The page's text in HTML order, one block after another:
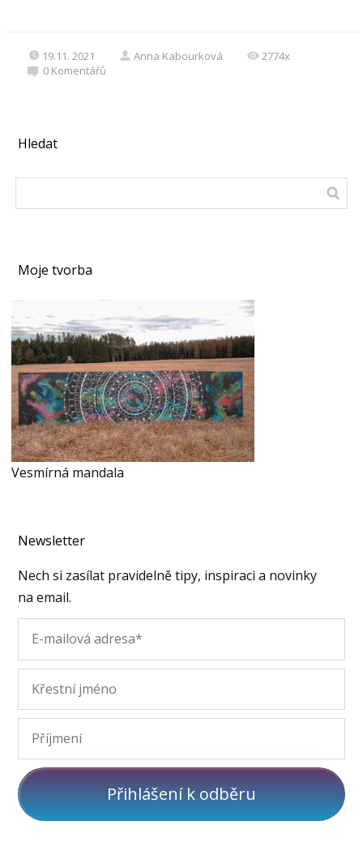
19.11. 2021 Anna Kabourková
2774x
0 Komentářů
Hledat
Moje tvorba
Vesmírná mandala
Newsletter
Nech si zasílat pravidelně tipy, inspiraci a novinky
na email.
Přihlášení k odběru